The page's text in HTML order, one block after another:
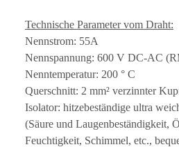
Technische Parameter vom Draht:
Nennstrom: 55A
Nennspannung: 600 V DC-AC
Nenntemperatur: 200 ° C
Querschnitt: 2 mm² verzinnter
Isolator: hitzebeständige ultra
(Säure und Laugenbeständigkeit,
Feuchtigkeit, Schimmel, etc.,